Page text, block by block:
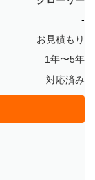
-
お見積もり
1年〜5年
対応済み